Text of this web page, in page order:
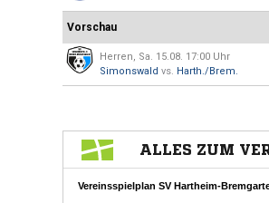
Vorschau
Herren, Sa. 15.08. 17:00 Uhr
Simonswald vs. Harth./Brem.